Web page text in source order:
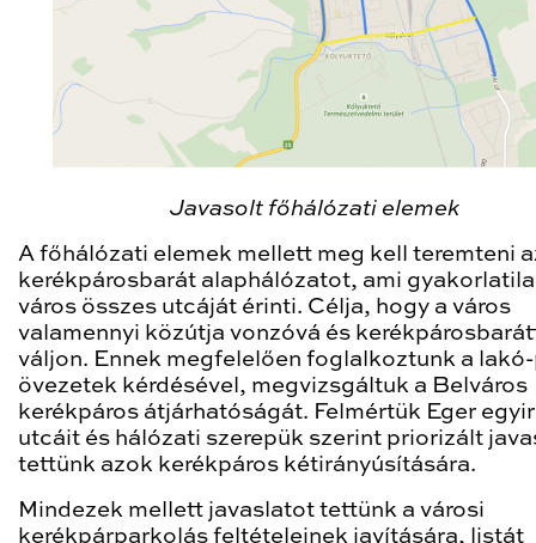
Javasolt főhálózati elemek
A főhálózati elemek mellett meg kell teremteni
kerékpárosbarát alaphálózatot, ami
város összes utcáját érinti. Célja, hogy a város
valamennyi közútja vonzóvá és
váljon. Ennek megfelelően foglalkoztunk a
övezetek kérdésével, megvizsgáltuk a Belváros
kerékpáros átjárhatóságát. Felmértük Eger
utcáit és hálózati szerepük szerint priorizált
tettünk azok kerékpáros kétirányúsítására.
Mindezek mellett javaslatot tettünk a városi
kerékpárparkolás feltételeinek javítására, listát